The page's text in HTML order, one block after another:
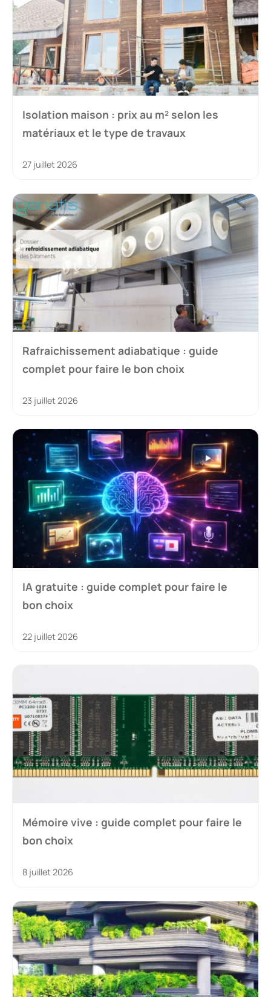
Isolation maison : prix au m² selon les
matériaux et le type de travaux
27 juillet 2026
Rafraichissement adiabatique : guide
complet pour faire le bon choix
23 juillet 2026
IA gratuite : guide complet pour faire le
bon choix
22 juillet 2026
Mémoire vive : guide complet pour faire le
bon choix
8 juillet 2026